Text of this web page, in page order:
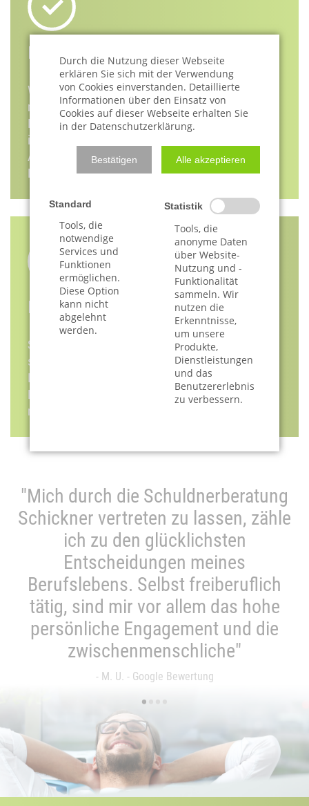
Insolvenzverfahren einleiten
Wenn eine andere Lösung nicht möglich ist, sollte
man nicht davor zurückschrecken, auch ein
Insolvenzverfahren in Erwägung zu ziehen. Wir
informieren Sie über die Voraussetzungen, den
Ablauf und führen Sie durch den Bürokratie-
Dschungel.
Existenzsicherung
Sie sind in einer akuten Notlage und brauchen
sofortige Hilfe - bei Kündigung der Wohnung, wenn
Ihr Konto gesperrt ist oder wenn Sie sofortige
Beratung benötigen? Erfahren Sie hier mehr oder
nehmen Sie direkt Kontakt zu uns auf.
"Mich durch die Schuldnerberatung
Schickner vertreten zu lassen, zähle
ich zu den glücklichsten
Entscheidungen meines
Berufslebens. Selbst freiberuflich
tätig, sind mir vor allem das hohe
persönliche Engagement und die
zwischenmenschliche"
- M. U. - Google Bewertung
••••
Durch die Nutzung dieser Webseite
erklären Sie sich mit der Verwendung
von Cookies einverstanden. Detaillierte
Informationen über den Einsatz von
Cookies auf dieser Webseite erhalten Sie
in der Datenschutzerklärung.
Bestätigen Alle akzeptieren
Standard
Tools, die
notwendige
Services und
Funktionen
ermöglichen.
Diese Option
kann nicht
abgelehnt
werden.
Statistik
Tools, die
anonyme Daten
über Website-
Nutzung und -
Funktionalität
sammeln. Wir
nutzen die
Erkenntnisse,
um unsere
Produkte,
Dienstleistungen
und das
Benutzererlebnis
zu verbessern.